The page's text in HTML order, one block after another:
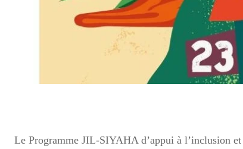
Le Programme JIL-SIYAHA d’appui à l’inclusion